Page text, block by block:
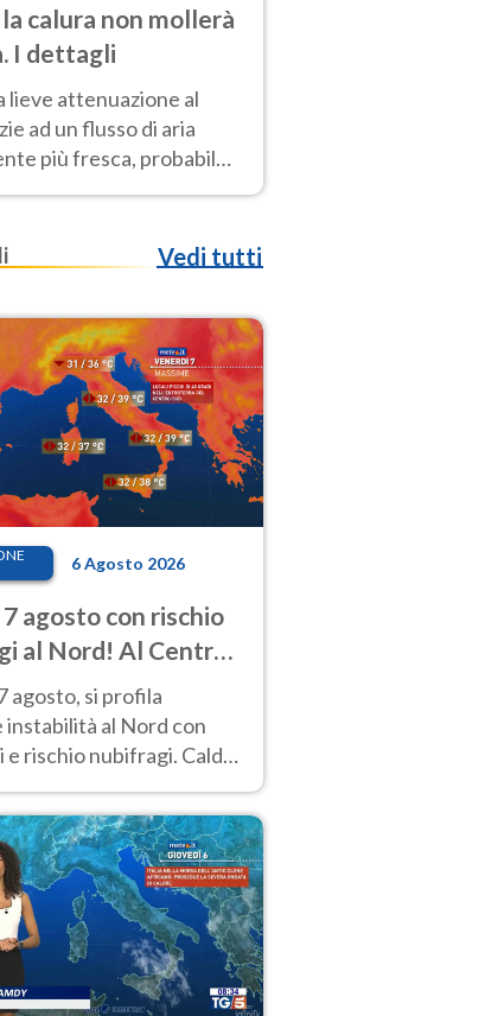
calura non mollerà
I dettagli
lieve attenuazione al
ad un flusso di aria
più fresca, probabile
dell’anticiclone
Vedi tutti
6 Agosto 2026
agosto con rischio
al Nord! Al Centro-
estremo
agosto, si profila
instabilità al Nord con
e rischio nubifragi. Caldo